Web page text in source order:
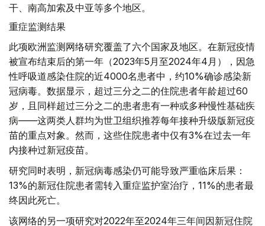
干、南高加索及中亚等多个地区。
重症监测结果
此项欧洲监测网络研究覆盖了六个国家及地区。在新冠疫情
被宣布结束后的第一年（2023年5月至2024年4月），因急
性呼吸道感染住院的近4000名患者中，约10%确诊感染新
冠病毒。数据显示，超过三分之二的住院患者年龄超过60
岁，且同样超过三分之二的患者患有一种或多种慢性基础疾
病——这两类人群均为世卫组织推荐每年接种升级版新冠疫
苗的重点对象。然而，这些住院患者中仅有3%在过去一年
内接种过新冠疫苗。
研究同时表明，新冠病毒感染仍可能导致严重临床后果：
13%的新冠住院患者需转入重症监护室治疗，11%的患者最
终因此死亡。
该网络的另一项研究对2022年至2024年三年间因新冠住院